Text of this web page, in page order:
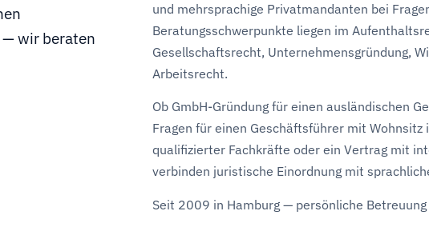
wir beraten
und mehrsprachige Privatmandanten bei
Beratungsschwerpunkte liegen im
Gesellschaftsrecht, Unternehmensgründung,
Arbeitsrecht.
Ob GmbH-Gründung für einen ausländischen
Fragen für einen Geschäftsführer mit Wohnsitz
qualifizierter Fachkräfte oder ein Vertrag mit
verbinden juristische Einordnung mit
Seit 2009 in Hamburg — persönliche Betreuung